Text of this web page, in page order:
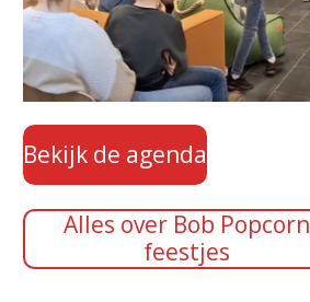
Bekijk de agenda
Alles over Bob Popcorn
feestjes